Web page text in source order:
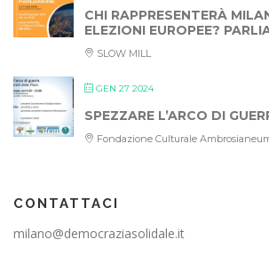
CHI RAPPRESENTERÀ
ELEZIONI EUROPEE?
SLOW MILL
GEN 27 2024
SPEZZARE L’ARCO DI
Fondazione Culturale
CONTATTACI
milano@democraziasolidale.it